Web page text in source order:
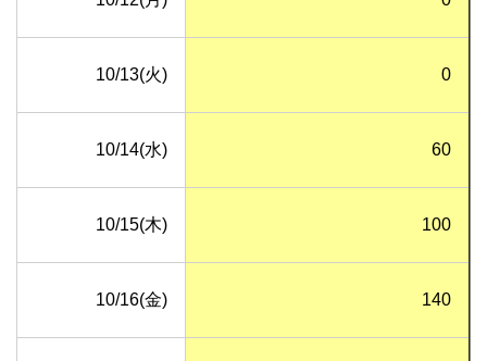
10/13(火) 0
10/14(水) 60
10/15(木) 100
10/16(金) 140